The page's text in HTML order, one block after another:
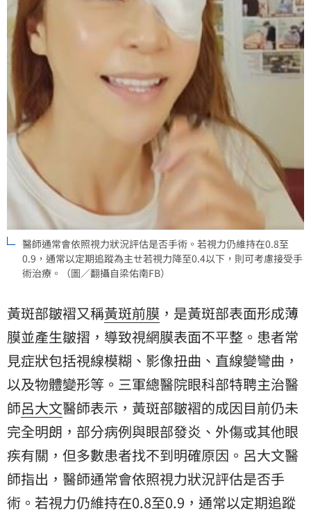
醫師通常會依照視力狀況評估是否手術。若視力仍維持在0.8至
0.9，通常以定期追蹤為主ㄝ若視力降至0.4以下，則可考慮接受手
術治療。（圖／翻攝自梁佑南FB）
黃斑部皺褶又稱黃斑前膜 ，是黃斑部表面形成薄
膜並產生皺摺，導致視網膜表面不平整。患者常
見症狀包括視線模糊、影像扭曲、直線變彎曲，
以及物體變形等。三軍總醫院眼科部特聘主治醫
師呂大文醫師表示，黃斑部皺褶的成因目前仍未
完全明朗，部分病例與眼部發炎、外傷或其他眼
疾有關，但多數患者找不到明確原因。呂大文醫
師指出，醫師通常會依照視力狀況評估是否手
術。若視力仍維持在0.8至0.9，通常以定期追蹤